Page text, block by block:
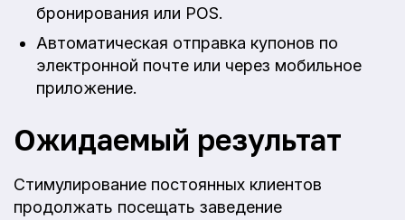
бронирования или POS.
Автоматическая отправка купонов по
электронной почте или через мобильное
приложение.
Ожидаемый результат
Стимулирование постоянных клиентов
продолжать посещать заведение